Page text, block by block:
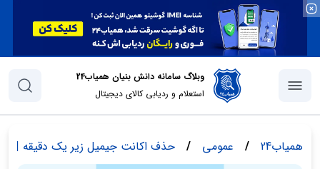
وبلاگ سامانه دانش بنیان همیاب24
استعلام و ردیابی کالای دیجیتال
همیاب24 / عمومی / حذف اکانت جیمیل زیر یک دقیقه | 4 نکته قبل از حذف اکانت